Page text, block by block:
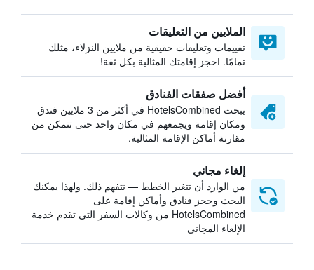
الملايين من التعليقات
تقييمات وتعليقات حقيقية من ملايين النزلاء، مثلك
تمامًا. احجز إقامتك المثالية بكل ثقة!
أفضل صفقات الفنادق
يبحث HotelsCombined في أكثر من 3 ملايين فندق
ومكان إقامة ويجمعهم في مكان واحد حتى تتمكن من
مقارنة أماكن الإقامة المثالية.
إلغاء مجاني
من الوارد أن تتغير الخطط — نتفهم ذلك. ولهذا يمكنك
البحث وحجز فنادق وأماكن إقامة على
HotelsCombined من وكالات السفر التي تقدم خدمة
الإلغاء المجاني